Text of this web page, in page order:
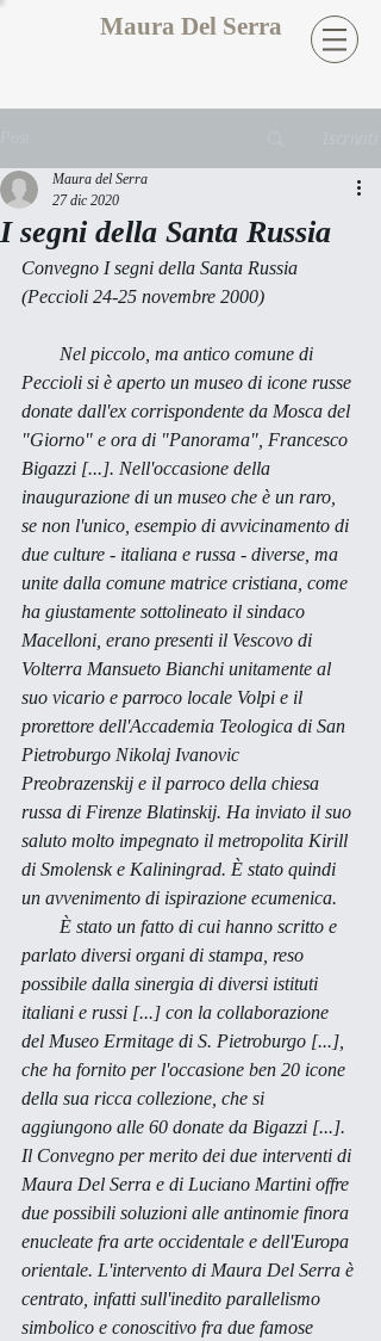
Maura Del Serra
I segni della Santa Russia
Maura del Serra
27 dic 2020
Convegno I segni della Santa Russia
(Peccioli 24-25 novembre 2000)
Peccioli si è aperto un museo di icone russe
donate dall'ex corrispondente da Mosca del
"Giorno" e ora di "Panorama", Francesco
Bigazzi [...]. Nell'occasione della
inaugurazione di un museo che è un raro,
se non l'unico, esempio di avvicinamento di
due culture - italiana e russa - diverse, ma
unite dalla comune matrice cristiana, come
ha giustamente sottolineato il sindaco
Macelloni, erano presenti il Vescovo di
Volterra Mansueto Bianchi unitamente al
suo vicario e parroco locale Volpi e il
prorettore dell'Accademia Teologica di San
Pietroburgo Nikolaj Ivanovic
Preobrazenskij e il parroco della chiesa
russa di Firenze Blatinskij. Ha inviato il suo
saluto molto impegnato il metropolita Kirill
di Smolensk e Kaliningrad. È stato quindi
un avvenimento di ispirazione ecumenica.
parlato diversi organi di stampa, reso
possibile dalla sinergia di diversi istituti
italiani e russi [...] con la collaborazione
del Museo Ermitage di S. Pietroburgo [...],
che ha fornito per l'occasione ben 20 icone
della sua ricca collezione, che si
aggiungono alle 60 donate da Bigazzi [...].
Il Convegno per merito dei due interventi di
Maura Del Serra e di Luciano Martini offre
due possibili soluzioni alle antinomie finora
enucleate fra arte occidentale e dell'Europa
orientale. L'intervento di Maura Del Serra è
centrato, infatti sull'inedito parallelismo
simbolico e conoscitivo fra due famose